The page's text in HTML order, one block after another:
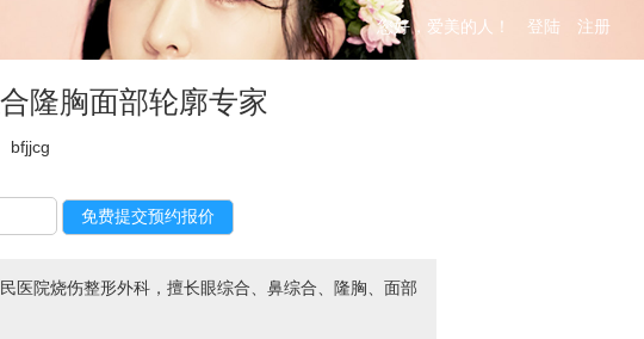
您好，爱美的人！ 登陆 注册
隆胸面部轮廓专家
bfjjcg
医院烧伤整形外科，擅长眼综合、鼻综合、隆胸、面部